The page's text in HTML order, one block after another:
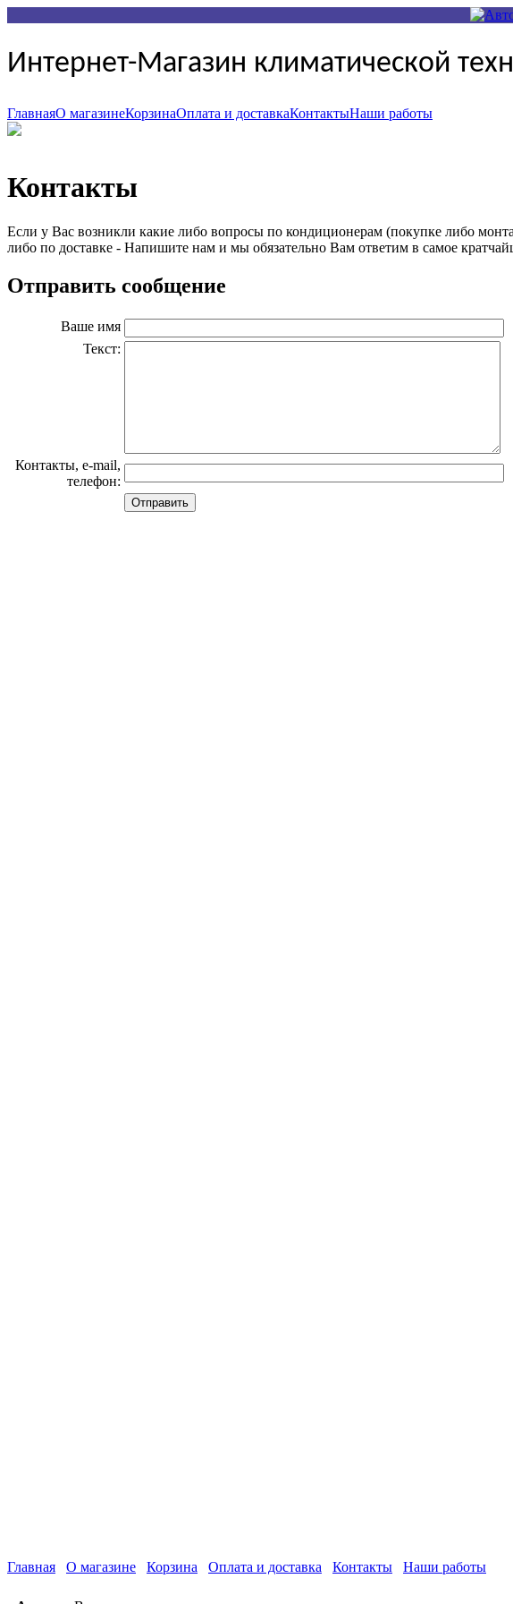
Интернет-Магазин климатической
ГлавнаяО магазинеКорзинаОплата и доставкаКонтактыНаши работы
Контакты
Если у Вас возникли какие либо вопросы по кондиционерам (покупке либо
либо по доставке - Напишите нам и мы обязательно Вам ответим в самое
Отправить сообщение
Ваше имя
Текст:
Контакты, e-mail,
телефон:
Главная О магазине Корзина Оплата и доставка Контакты Наши работы